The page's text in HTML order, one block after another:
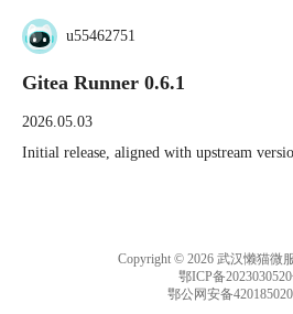
u55462751
Gitea Runner 0.6.1
2026.05.03
Initial release, aligned with upstream
Copyright © 2026 武汉懒猫微
鄂ICP备
鄂公网安备